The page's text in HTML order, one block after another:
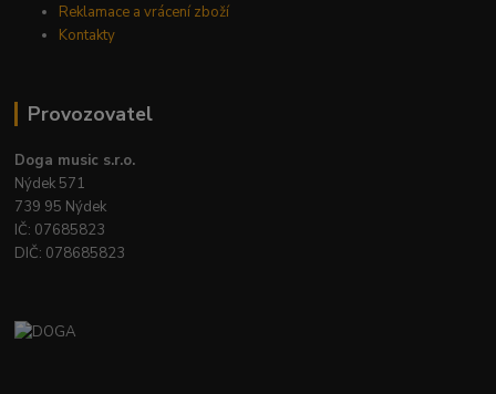
Reklamace a vrácení zboží
Kontakty
Provozovatel
Doga music s.r.o.
Nýdek 571
739 95 Nýdek
IČ: 07685823
DIČ: 078685823